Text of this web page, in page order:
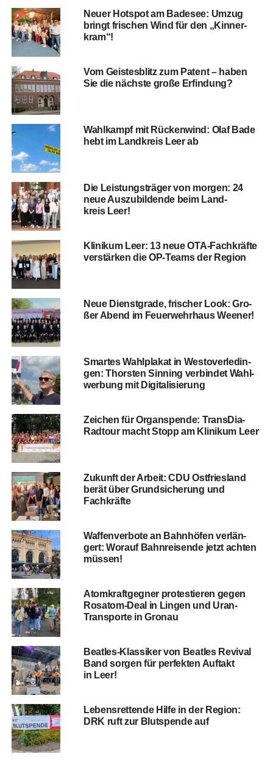
Neu­er Hot­spot am Bade­see: Umzug
bringt fri­schen Wind für den „Kin­ner­
kram“!
Vom Geis­tes­blitz zum Patent – haben
Sie die nächs­te gro­ße Erfindung?
Wahl­kampf mit Rücken­wind: Olaf Bade
hebt im Land­kreis Leer ab
Die Leis­tungs­trä­ger von mor­gen: 24
neue Aus­zu­bil­den­de beim Land­
kreis Leer!
Kli­ni­kum Leer: 13 neue OTA-Fach­kräf­te
ver­stär­ken die OP-Teams der Region
Neue Dienst­gra­de, fri­scher Look: Gro­
ßer Abend im Feu­er­wehr­haus Weener!
Smar­tes Wahl­pla­kat in Wes­t­ov­er­le­din­
gen: Thors­ten Sin­ning ver­bin­det Wahl­
wer­bung mit Digitalisierung
Zei­chen für Organ­spen­de: Trans­Dia-
Rad­tour macht Stopp am Kli­ni­kum Leer
Zukunft der Arbeit: CDU Ost­fries­land
berät über Grund­si­che­rung und
Fachkräfte
Waf­fen­ver­bo­te an Bahn­hö­fen ver­län­
gert: Wor­auf Bahn­rei­sen­de jetzt ach­ten
müssen!
Atom­kraft­geg­ner pro­tes­tie­ren gegen
Rosatom-Deal in Lin­gen und Uran-
Trans­por­te in Gronau
Beat­les-Klas­si­ker von Beat­les Revi­val
Band sor­gen für per­fek­ten Auf­takt
in Leer!
Lebens­ret­ten­de Hil­fe in der Regi­on:
DRK ruft zur Blut­spen­de auf